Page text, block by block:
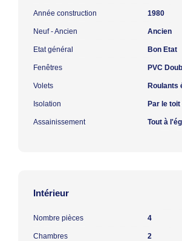
Année construction 1980
Neuf - Ancien Ancien
Etat général Bon Etat
Fenêtres PVC
Volets Roulants
Isolation Par le
Assainissement Tout à
Intérieur
Nombre pièces 4
Chambres 2